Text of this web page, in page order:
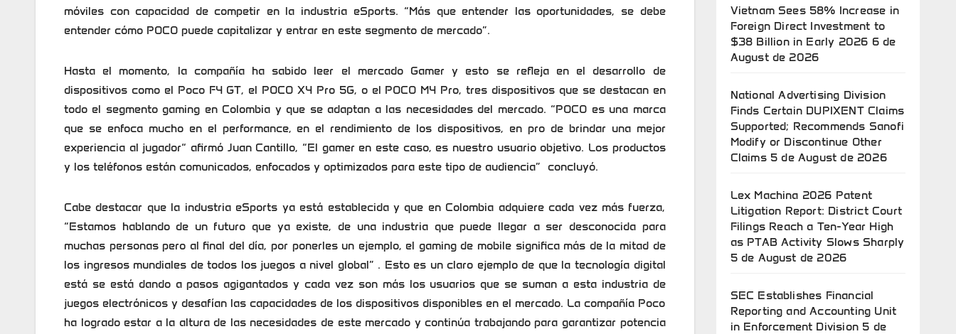
móviles con capacidad de competir en la industria eSports. “Más que entender las oportunidades, se debe
entender cómo POCO puede capitalizar y entrar en este segmento de mercado”.
Hasta el momento, la compañía ha sabido leer el mercado Gamer y esto se refleja en el desarrollo de
dispositivos como el Poco F4 GT, el POCO X4 Pro 5G, o el POCO M4 Pro, tres dispositivos que se destacan en
todo el segmento gaming en Colombia y que se adaptan a las necesidades del mercado. “POCO es una marca
que se enfoca mucho en el performance, en el rendimiento de los dispositivos, en pro de brindar una mejor
experiencia al jugador“ afirmó Juan Cantillo, “El gamer en este caso, es nuestro usuario objetivo. Los productos
y los teléfonos están comunicados, enfocados y optimizados para este tipo de audiencia” concluyó.
Cabe destacar que la industria eSports ya está establecida y que en Colombia adquiere cada vez más fuerza,
“Estamos hablando de un futuro que ya existe, de una industria que puede llegar a ser desconocida para
muchas personas pero al final del día, por ponerles un ejemplo, el gaming de mobile significa más de la mitad de
los ingresos mundiales de todos los juegos a nivel global” . Esto es un claro ejemplo de que la tecnología digital
está se está dando a pasos agigantados y cada vez son más los usuarios que se suman a esta industria de
juegos electrónicos y desafían las capacidades de los dispositivos disponibles en el mercado. La compañía Poco
ha logrado estar a la altura de las necesidades de este mercado y continúa trabajando para garantizar potencia
Vietnam Sees 58% Increase in
Foreign Direct Investment to
$38 Billion in Early 2026 6 de
August de 2026
National Advertising Division
Finds Certain DUPIXENT Claims
Supported; Recommends Sanofi
Modify or Discontinue Other
Claims 5 de August de 2026
Lex Machina 2026 Patent
Litigation Report: District Court
Filings Reach a Ten-Year High
as PTAB Activity Slows Sharply
5 de August de 2026
SEC Establishes Financial
Reporting and Accounting Unit
in Enforcement Division 5 de